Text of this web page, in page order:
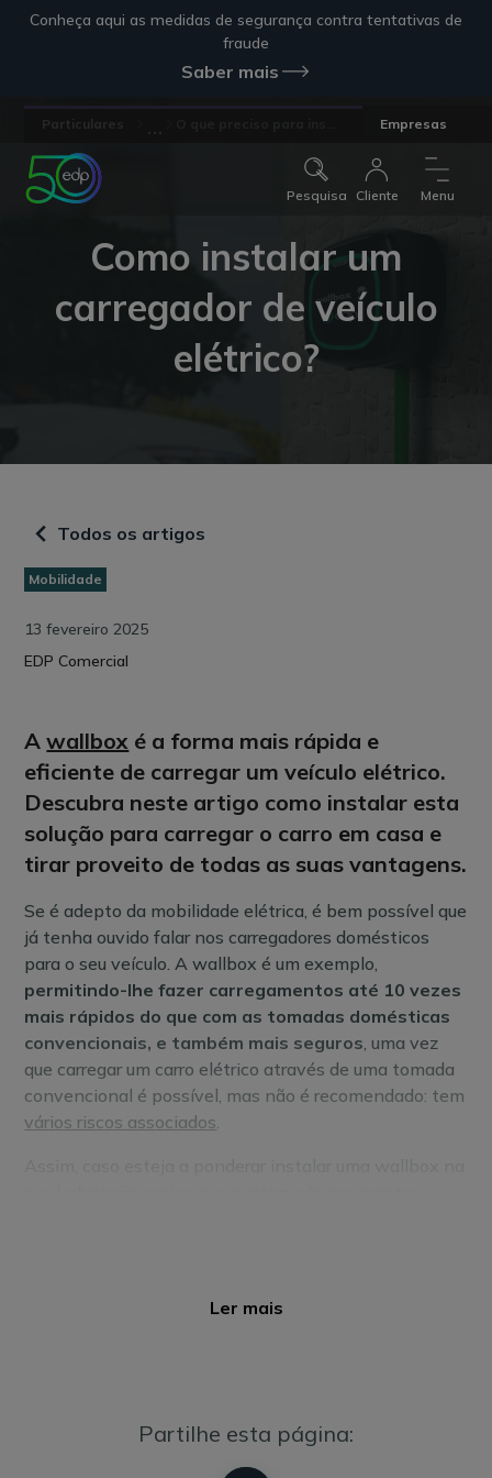
Conheça aqui as medidas de segurança contra tentativas de
fraude
Saber mais
Empresas
Pesquisa Cliente Menu
Como instalar um
carregador de veículo
elétrico?
Todos os artigos
Mobilidade
13 fevereiro 2025
EDP Comercial
Awallbox é a forma mais rápida e
eficiente de carregar um veículo elétrico.
Descubra neste artigo como instalar esta
solução para carregar o carro em casa e
tirar proveito de todas as suas vantagens.
Se é adepto da mobilidade elétrica, é bem possível que
já tenha ouvido falar nos carregadores domésticos
para o seu veículo. A wallbox é um exemplo,
permitindo-lhe fazer carregamentos até 10 vezes
mais rápidos do que com as tomadas domésticas
convencionais, e também mais seguros, uma vez
que carregar um carro elétrico através de uma tomada
convencional é possível, mas não é recomendado: tem
vários riscos associados.
diferenças para quem mora num
casa, passo a passo?
Ter uma wallbox em casa, para
Ler mais
Partilhe esta página: